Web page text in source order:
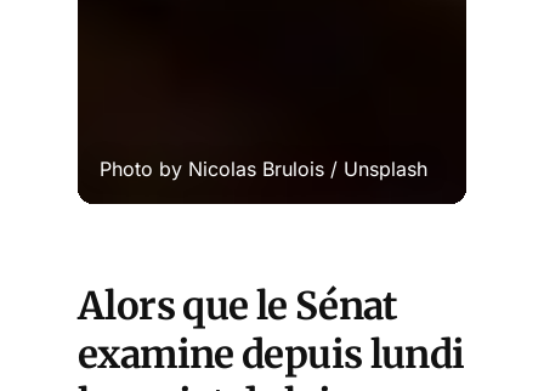
Photo by Nicolas Brulois / Unsplash
Alors que le Sénat
examine depuis lundi